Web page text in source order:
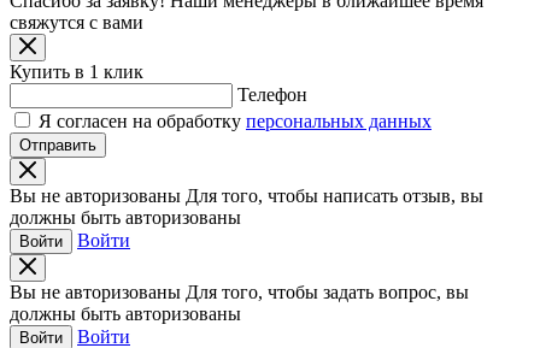
свяжутся с вами
Купить в 1 клик
Телефон
Я согласен на обработку персональных данных
Отправить
Вы не авторизованы Для того, чтобы написать отзыв, вы
должны быть авторизованы
Войти Войти
Вы не авторизованы Для того, чтобы задать вопрос, вы
должны быть авторизованы
Войти Войти